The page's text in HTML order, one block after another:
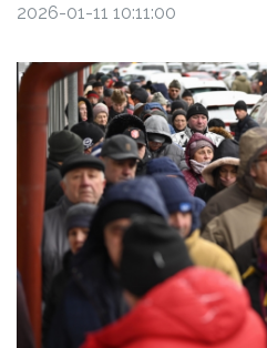
2026-01-11 10:11:00